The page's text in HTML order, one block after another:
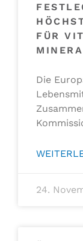
FÜR
Die
24.